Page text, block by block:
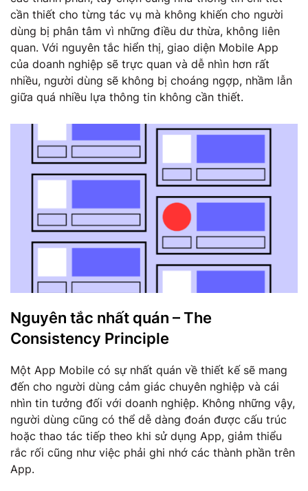
cần thiết cho từng tác vụ mà không khiến cho người
dùng bị phân tâm vì những điều dư thừa, không liên
quan. Với nguyên tắc hiển thị, giao diện Mobile App
của doanh nghiệp sẽ trực quan và dễ nhìn hơn rất
nhiều, người dùng sẽ không bị choáng ngợp, nhầm lẫn
giữa quá nhiều lựa thông tin không cần thiết.
Nguyên tắc nhất quán – The
Consistency Principle
Một App Mobile có sự nhất quán về thiết kế sẽ mang
đến cho người dùng cảm giác chuyên nghiệp và cái
nhìn tin tưởng đối với doanh nghiệp. Không những vậy,
người dùng cũng có thể dễ dàng đoán được cấu trúc
hoặc thao tác tiếp theo khi sử dụng App, giảm thiểu
rắc rối cũng như việc phải ghi nhớ các thành phần trên
App.